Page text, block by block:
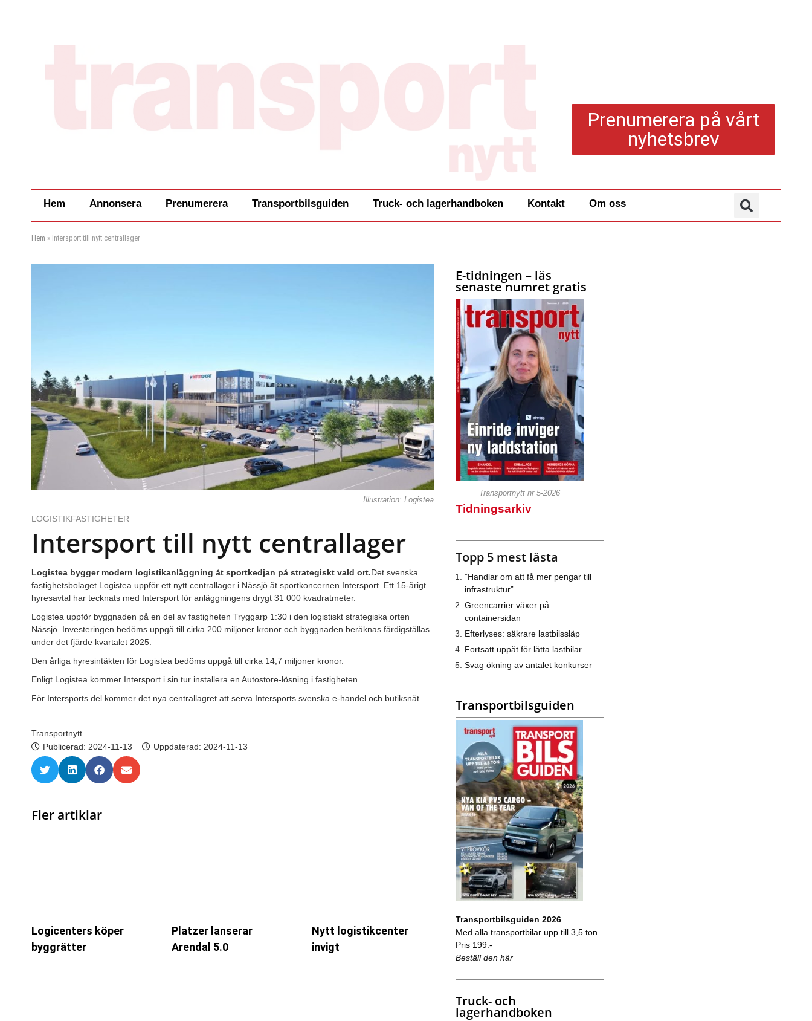
Prenumerera på vårt
nyhetsbrev
Hem Annonsera Prenumerera Transportbilsguiden Truck- och lagerhandboken Kontakt Om oss
Hem » Intersport till nytt centrallager
Illustration: Logistea
LOGISTIKFASTIGHETER
Intersport till nytt centrallager
Logistea bygger modern logistikanläggning åt sportkedjan på strategiskt vald ort.Det svenska
fastighetsbolaget Logistea uppför ett nytt centrallager i Nässjö åt sportkoncernen Intersport. Ett 15-årigt
hyresavtal har tecknats med Intersport för anläggningens drygt 31 000 kvadratmeter.
Logistea uppför byggnaden på en del av fastigheten Tryggarp 1:30 i den logistiskt strategiska orten
Nässjö. Investeringen bedöms uppgå till cirka 200 miljoner kronor och byggnaden beräknas färdigställas
under det fjärde kvartalet 2025.
Den årliga hyresintäkten för Logistea bedöms uppgå till cirka 14,7 miljoner kronor.
Enligt Logistea kommer Intersport i sin tur installera en Autostore-lösning i fastigheten.
För Intersports del kommer det nya centrallagret att serva Intersports svenska e-handel och butiksnät.
Transportnytt
Publicerad: 2024-11-13 Uppdaterad: 2024-11-13
Fler artiklar
Logicenters köper
byggrätter
Platzer lanserar
Arendal 5.0
Nytt logistikcenter
invigt
E-tidningen – läs
senaste numret gratis
Transportnytt nr 5-2026
Tidningsarkiv
Topp 5 mest lästa
”Handlar om att få mer pengar till
infrastruktur”
Greencarrier växer på
containersidan
Efterlyses: säkrare lastbilssläp
Fortsatt uppåt för lätta lastbilar
Svag ökning av antalet konkurser
Transportbilsguiden
Transportbilsguiden 2026
Med alla transportbilar upp till 3,5 ton
Pris 199:-
Beställ den här
Truck- och
lagerhandboken